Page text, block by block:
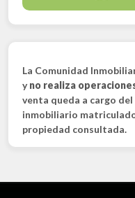
La Comunidad
yno realiza
venta queda a cargo
inmobiliario
propiedad consultada.